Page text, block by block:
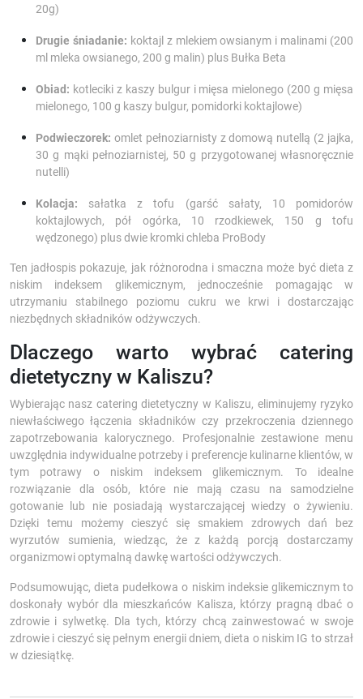
20g)
Drugie śniadanie: koktajl z mlekiem owsianym i malinami (200
ml mleka owsianego, 200 g malin) plus Bułka Beta
Obiad: kotleciki z kaszy bulgur i mięsa mielonego (200 g mięsa
mielonego, 100 g kaszy bulgur, pomidorki koktajlowe)
Podwieczorek: omlet pełnoziarnisty z domową nutellą (2 jajka,
30 g mąki pełnoziarnistej, 50 g przygotowanej własnoręcznie
nutelli)
Kolacja: sałatka z tofu (garść sałaty, 10 pomidorów
koktajlowych, pół ogórka, 10 rzodkiewek, 150 g tofu
wędzonego) plus dwie kromki chleba ProBody
Ten jadłospis pokazuje, jak różnorodna i smaczna może być dieta z
niskim indeksem glikemicznym, jednocześnie pomagając w
utrzymaniu stabilnego poziomu cukru we krwi i dostarczając
niezbędnych składników odżywczych.
Dlaczego warto wybrać catering
dietetyczny w Kaliszu?
Wybierając nasz catering dietetyczny w Kaliszu, eliminujemy ryzyko
niewłaściwego łączenia składników czy przekroczenia dziennego
zapotrzebowania kalorycznego. Profesjonalnie zestawione menu
uwzględnia indywidualne potrzeby i preferencje kulinarne klientów, w
tym potrawy o niskim indeksem glikemicznym. To idealne
rozwiązanie dla osób, które nie mają czasu na samodzielne
gotowanie lub nie posiadają wystarczającej wiedzy o żywieniu.
Dzięki temu możemy cieszyć się smakiem zdrowych dań bez
wyrzutów sumienia, wiedząc, że z każdą porcją dostarczamy
organizmowi optymalną dawkę wartości odżywczych.
Podsumowując, dieta pudełkowa o niskim indeksie glikemicznym to
doskonały wybór dla mieszkańców Kalisza, którzy pragną dbać o
zdrowie i sylwetkę. Dla tych, którzy chcą zainwestować w swoje
zdrowie i cieszyć się pełnym energii dniem, dieta o niskim IG to strzał
w dziesiątkę.